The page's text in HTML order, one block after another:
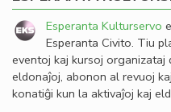
Esperanta Kulturservo
Esperanta Civito. Tiu
eventoj kaj kursoj
eldonaĵoj, abonon al revuoj
konatiĝi kun la aktivaĵoj kaj